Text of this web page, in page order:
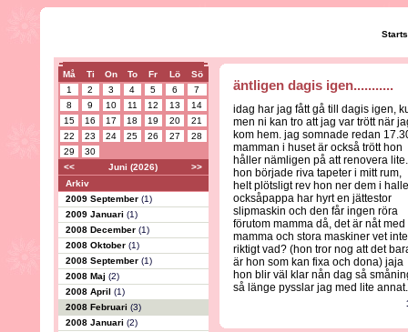
Må Ti On To Fr Lö
Sö
1
2 3 4 5 6
7
8
9 10 11 12 13
14
15
16 17 18 19 20
21
22
23 24 25 26 27
28
29
30
<<
Juni (2026)
>>
Arkiv
2009 September (1)
2009 Januari (1)
2008 December (1)
2008 Oktober (1)
2008 September (1)
2008 Maj (2)
2008 April (1)
2008 Februari (3)
2008 Januari (2)
äntligen dagis igen...........
idag har jag fått gå till dagis igen,
men ni kan tro att jag var trött när
kom hem. jag somnade redan
mamman i huset är också trött hon
håller nämligen på att renovera lite.
hon började riva tapeter i mitt rum,
helt plötsligt rev hon ner dem i
ocksåpappa har hyrt en jättestor
slipmaskin och den får ingen röra
förutom mamma då, det är nåt med
mamma och stora maskiner vet inte
riktigt vad? (hon tror nog att det
är hon som kan fixa och dona) jaja
hon blir väl klar nån dag så
så länge pysslar jag med lite